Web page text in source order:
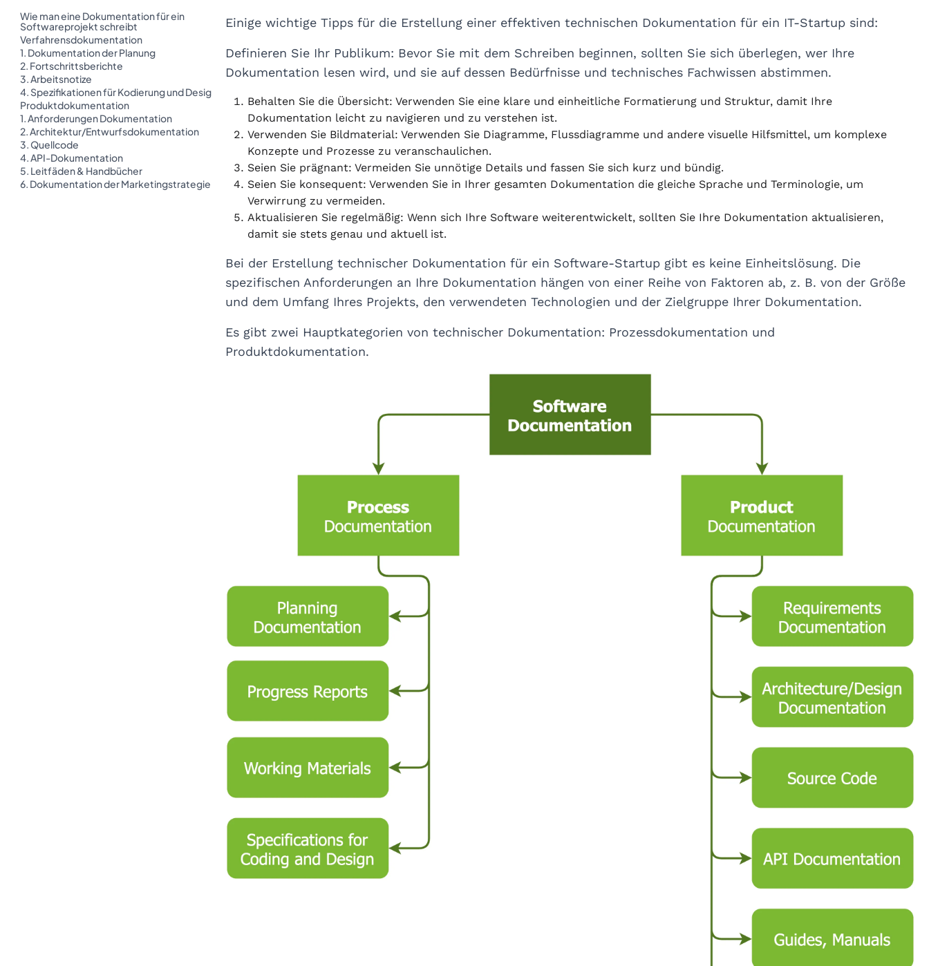
Wie man eine Dokumentation für ein
Softwareprojekt schreibt
Verfahrensdokumentation
1. Dokumentation der Planung
2. Fortschrittsberichte
3. Arbeitsnotize
4. Spezifikationen für Kodierung und Desig
Produktdokumentation
1. Anforderungen Dokumentation
2. Architektur/Entwurfsdokumentation
3. Quellcode
4. API-Dokumentation
5. Leitfäden & Handbücher
6. Dokumentation der Marketingstrategie
Einige wichtige Tipps für die Erstellung einer effektiven technischen Dokumentation für ein IT-Startup sind:
Definieren Sie Ihr Publikum: Bevor Sie mit dem Schreiben beginnen, sollten Sie sich überlegen, wer Ihre
Dokumentation lesen wird, und sie auf dessen Bedürfnisse und technisches Fachwissen abstimmen.
Behalten Sie die Übersicht: Verwenden Sie eine klare und einheitliche Formatierung und Struktur, damit Ihre
Dokumentation leicht zu navigieren und zu verstehen ist.
Verwenden Sie Bildmaterial: Verwenden Sie Diagramme, Flussdiagramme und andere visuelle Hilfsmittel, um komplexe
Konzepte und Prozesse zu veranschaulichen.
Seien Sie prägnant: Vermeiden Sie unnötige Details und fassen Sie sich kurz und bündig.
Seien Sie konsequent: Verwenden Sie in Ihrer gesamten Dokumentation die gleiche Sprache und Terminologie, um
Verwirrung zu vermeiden.
Aktualisieren Sie regelmäßig: Wenn sich Ihre Software weiterentwickelt, sollten Sie Ihre Dokumentation aktualisieren,
damit sie stets genau und aktuell ist.
Bei der Erstellung technischer Dokumentation für ein Software-Startup gibt es keine Einheitslösung. Die
spezifischen Anforderungen an Ihre Dokumentation hängen von einer Reihe von Faktoren ab, z. B. von der Größe
und dem Umfang Ihres Projekts, den verwendeten Technologien und der Zielgruppe Ihrer Dokumentation.
Es gibt zwei Hauptkategorien von technischer Dokumentation: Prozessdokumentation und
Produktdokumentation.